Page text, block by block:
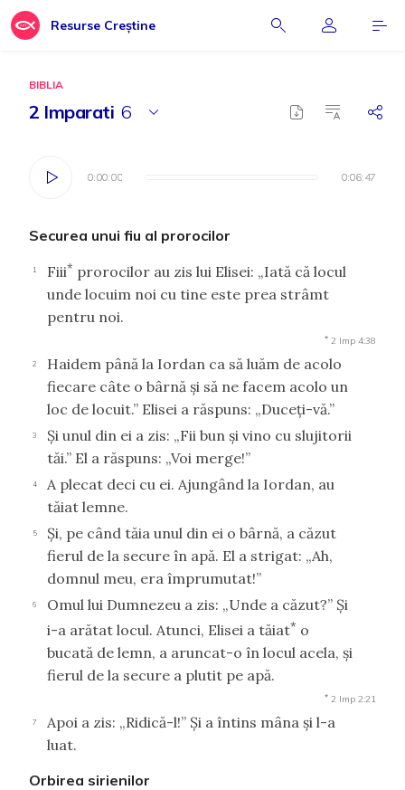
Resurse Creștine
BIBLIA
2 Imparati 6
0:00:00 0:06:47
0:00:00 0:06:47
Securea unui fiu al prorocilor
1 Fiii* prorocilor au zis lui Elisei: „Iată că locul
unde locuim noi cu tine este prea strâmt
pentru noi.
* 2 Imp 4:38
2
Haidem până la Iordan ca să luăm de acolo
fiecare câte o bârnă şi să ne facem acolo un
loc de locuit.” Elisei a răspuns: „Duceţi-vă.”
3
Şi unul din ei a zis: „Fii bun şi vino cu slujitorii
tăi.” El a răspuns: „Voi merge!”
4
A plecat deci cu ei. Ajungând la Iordan, au
tăiat lemne.
5
Şi, pe când tăia unul din ei o bârnă, a căzut
fierul de la secure în apă. El a strigat: „Ah,
domnul meu, era împrumutat!”
6
Omul lui Dumnezeu a zis: „Unde a căzut?” Şi
i-a arătat locul. Atunci, Elisei a tăiat* o
bucată de lemn, a aruncat-o în locul acela, şi
fierul de la secure a plutit pe apă.
* 2 Imp 2:21
7
Apoi a zis: „Ridică-l!” Şi a întins mâna şi l-a
luat.
Orbirea sirienilor